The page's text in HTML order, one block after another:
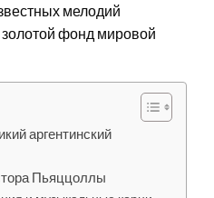
мелодий
фонд мировой
аргентинский
Пьяццоллы